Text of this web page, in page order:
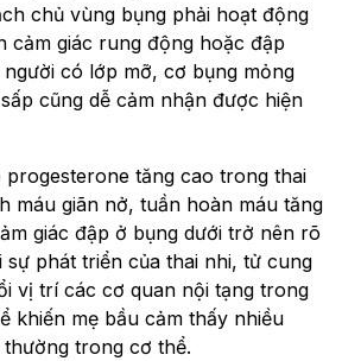
chủ vùng bụng phải hoạt động
cảm giác rung động hoặc đập
có lớp mỡ, cơ bụng mỏng
cũng dễ cảm nhận được hiện
tăng cao trong thai
máu giãn nở, tuần hoàn máu tăng
giác đập ở bụng dưới trở nên rõ
sự phát triển của thai nhi, tử cung
vị trí các cơ quan nội tạng trong
khiến mẹ bầu cảm thấy nhiều
trong cơ thể.